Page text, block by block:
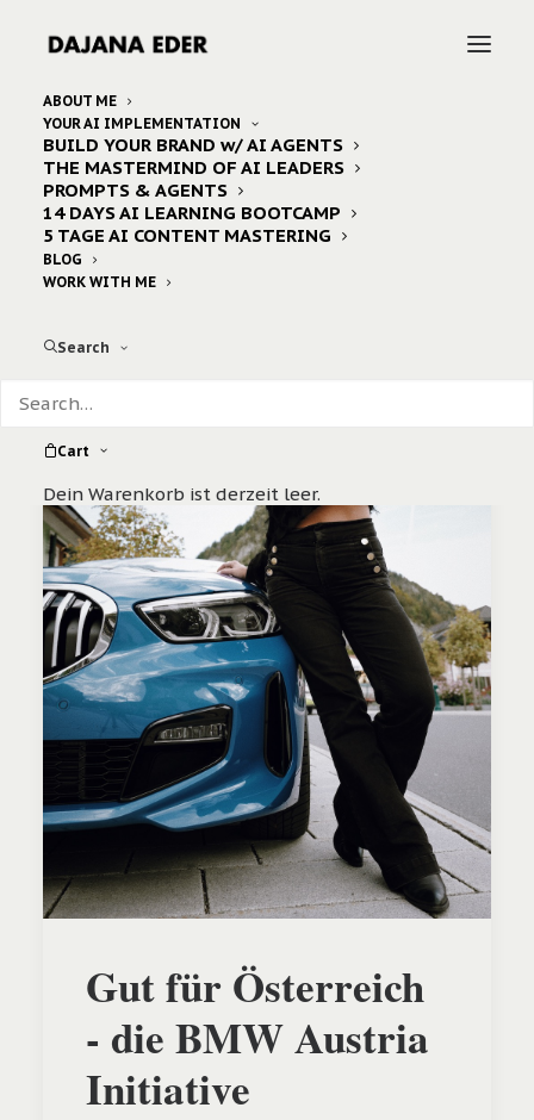
ABOUT ME
YOUR AI IMPLEMENTATION
BUILD YOUR BRAND w/ AI AGENTS
THE MASTERMIND OF AI LEADERS
PROMPTS & AGENTS
14 DAYS AI LEARNING BOOTCAMP
5 TAGE AI CONTENT MASTERING
BLOG
WORK WITH ME
Search
Cart
Dein Warenkorb ist derzeit leer.
Home Posts Tagged "automobil"
Gut für Österreich
- die BMW Austria
Initiative